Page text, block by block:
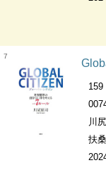
7
159
川
扶